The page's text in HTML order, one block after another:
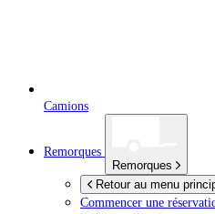
Camions
Remorques
Remorques
Retour au menu
Commencer une